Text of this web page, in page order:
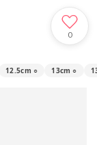
0
12.5cm ○ 13cm ○